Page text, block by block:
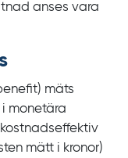
anses vara
) mäts
monetära
mätt i kronor)